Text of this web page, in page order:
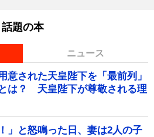
話題の本
ニュース
意された天皇陛下を「最前列」
は？ 天皇陛下が尊敬される理
」と怒鳴った日、妻は2人の子